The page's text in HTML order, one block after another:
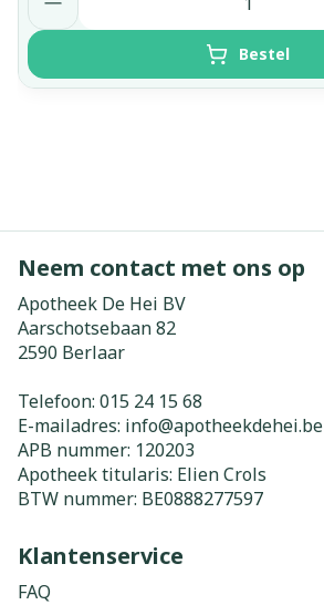
Bestel
Neem contact met ons op
Apotheek De Hei BV
Aarschotsebaan 82
2590 Berlaar
Telefoon: 015 24 15 68
E-mailadres: info@apotheekdehei.be
APB nummer: 120203
Apotheek titularis: Elien Crols
BTW nummer: BE0888277597
Klantenservice
FAQ